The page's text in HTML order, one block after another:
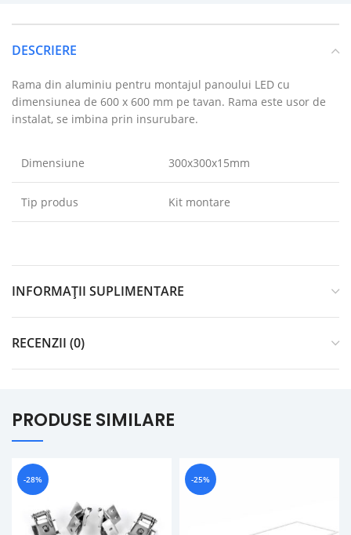
DESCRIERE
Rama din aluminiu pentru montajul panoului LED cu
dimensiunea de 600 x 600 mm pe tavan. Rama este usor de
instalat, se imbina prin insurubare.
Dimensiune 300x300x15mm
Tip produs Kit montare
INFORMAȚII SUPLIMENTARE
RECENZII (0)
PRODUSE SIMILARE
-28% -25%